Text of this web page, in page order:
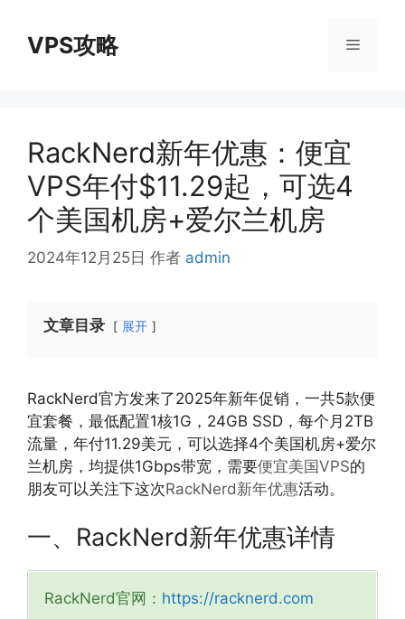
VPS攻略 菜
RackNerd新年优惠：便宜
VPS年付$11.29起，可选4
个美国机房+爱尔兰机房
2024年12月25日 作者 admin
文章目录 展开
RackNerd官方发来了2025年新年促销，一共5款便
宜套餐，最低配置1核1G，24GB SSD，每个月2TB
流量，年付11.29美元，可以选择4个美国机房+爱尔
兰机房，均提供1Gbps带宽，需要便宜美国VPS的
朋友可以关注下这次RackNerd新年优惠活动。
一、RackNerd新年优惠详情
RackNerd官网： https://racknerd.com